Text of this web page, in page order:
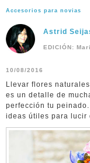
Accesorios para novias
Astrid
EDICIÓN:
10/08/2016
Llevar flores
es un detalle de
perfección tu
ideas útiles para lucir